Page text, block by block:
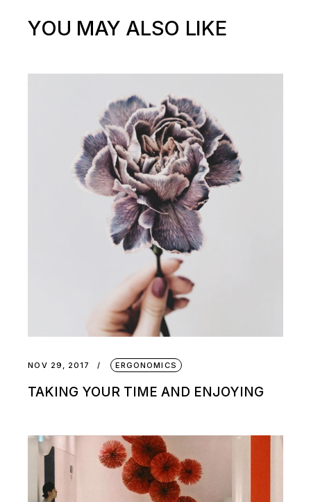
YOU MAY ALSO LIKE
NOV 29, 2017 ERGONOMICS
TAKING YOUR TIME AND ENJOYING